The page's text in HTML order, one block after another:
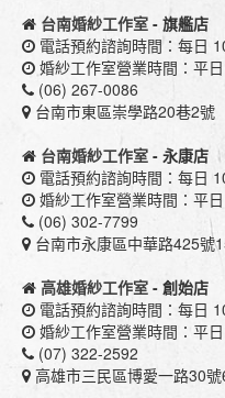
台南婚紗工作室 - 旗艦店
電話預約諮詢時間：每日
婚紗工作室營業時間：平
(06) 267-0086
台南市東區崇學路20巷2號
台南婚紗工作室 - 永康店
電話預約諮詢時間：每日
婚紗工作室營業時間：平
(06) 302-7799
台南市永康區中華路425號
高雄婚紗工作室 - 創始店
電話預約諮詢時間：每日
婚紗工作室營業時間：平
(07) 322-2592
高雄市三民區博愛一路30